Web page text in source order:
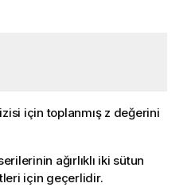
için toplanmış z değerini
ağırlıklı iki sütun
için geçerlidir.